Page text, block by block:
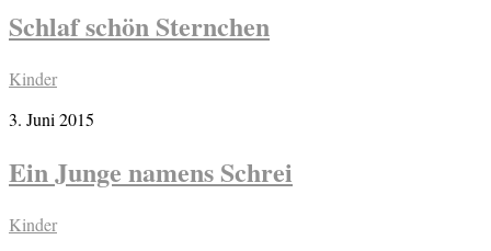
Schlaf schön Sternchen
Kinder
3. Juni 2015
Ein Junge namens Schrei
Kinder